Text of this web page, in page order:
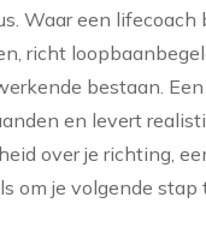
Waar een lifecoach
richt
bestaan.
en levert
over je richting,
om je volgende stap